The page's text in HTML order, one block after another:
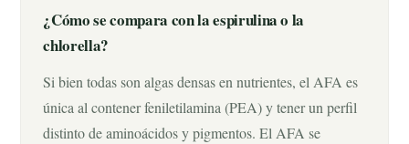
¿Cómo se compara con la espirulina o la
chlorella?
Si bien todas son algas densas en nutrientes, el AFA es
única al contener feniletilamina (PEA) y tener un perfil
distinto de aminoácidos y pigmentos. El AFA se